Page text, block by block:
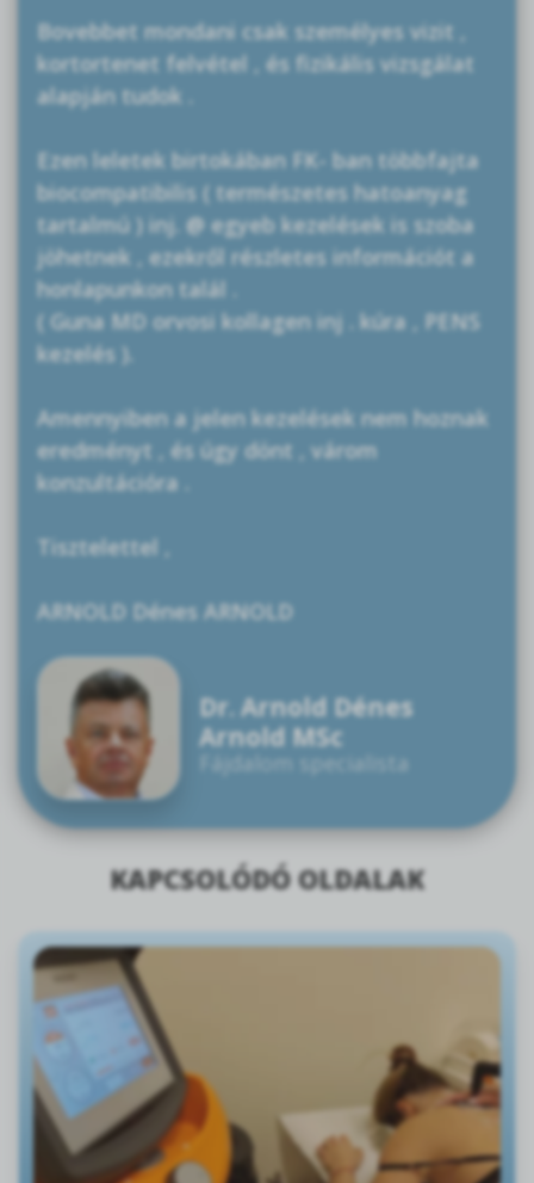
Bovebbet mondani csak személyes vizit ,
kortortenet felvétel , és fizikális vizsgálat
alapján tudok .
Ezen leletek birtokában FK- ban többfajta
biocompatibilis ( természetes hatoanyag
tartalmú ) inj. @ egyeb kezelések is szoba
jöhetnek , ezekről részletes információt a
honlapunkon talál .
( Guna MD orvosi kollagen inj . kúra , PENS
kezelés ).
Amennyiben a jelen kezelések nem hoznak
eredményt , és úgy dönt , várom
konzultációra .
Tisztelettel ,
ARNOLD Dénes ARNOLD
Dr. Arnold Dénes
Arnold MSc
Fájdalom specialista
KAPCSOLÓDÓ OLDALAK